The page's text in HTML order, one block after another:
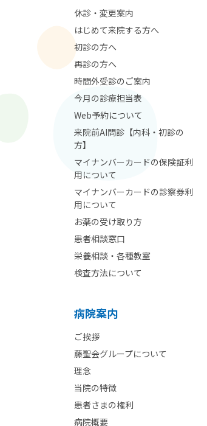
休診・変更案内
はじめて来院する方へ
初診の方へ
再診の方へ
時間外受診のご案内
今月の診療担当表
Web予約について
来院前AI問診【内科・初診の
方】
マイナンバーカードの保険証利
用について
マイナンバーカードの診察券利
用について
お薬の受け取り方
患者相談窓口
栄養相談・各種教室
検査方法について
病院案内
ご挨拶
藤聖会グループについて
理念
当院の特徴
患者さまの権利
病院概要